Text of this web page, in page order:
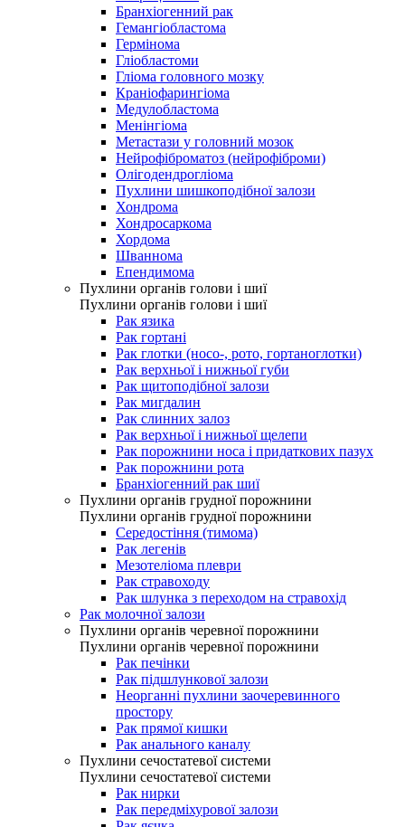
Бранхіогенний рак
Гемангіобластома
Гермінома
Гліобластоми
Гліома головного мозку
Краніофарингіома
Медулобластома
Менінгіома
Метастази у головний мозок
Нейрофіброматоз (нейрофіброми)
Олігодендрогліома
Пухлини шишкоподібної залози
Хондрома
Хондросаркома
Хордома
Шваннома
Епендимома
Пухлини органів голови і шиї
Пухлини органів голови і шиї
Рак язика
Рак гортані
Рак глотки (носо-, рото, гортаноглотки)
Рак верхньої і нижньої губи
Рак щитоподібної залози
Рак мигдалин
Рак слинних залоз
Рак верхньої і нижньої щелепи
Рак порожнини носа і придаткових пазух
Рак порожнини рота
Бранхіогенний рак шиї
Пухлини органів грудної порожнини
Пухлини органів грудної порожнини
Середостіння (тимома)
Рак легенів
Мезотеліома плеври
Рак стравоходу
Рак шлунка з переходом на стравохід
Рак молочної залози
Пухлини органів черевної порожнини
Пухлини органів черевної порожнини
Рак печінки
Рак підшлункової залози
Неорганні пухлини заочеревинного
простору
Рак прямої кишки
Рак анального каналу
Пухлини сечостатевої системи
Пухлини сечостатевої системи
Рак нирки
Рак передміхурової залози